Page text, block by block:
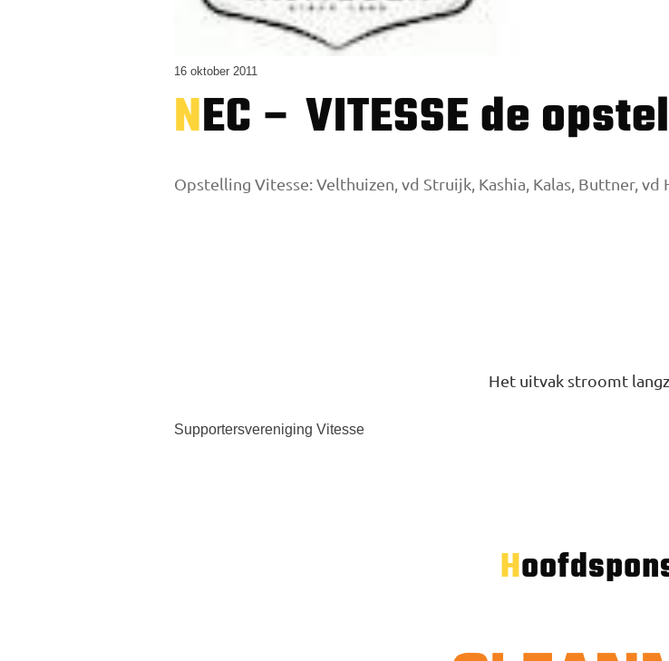
16 oktober 2011
NEC – VITESSE de
Opstelling Vitesse: Velthuizen, vd Struijk, Kashia, Kalas, Buttner,
Het uitvak stroomt
Supportersvereniging Vitesse